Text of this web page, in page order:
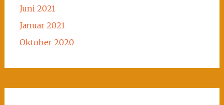
Juni 2021
Januar 2021
Oktober 2020